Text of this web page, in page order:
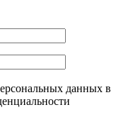
данных в